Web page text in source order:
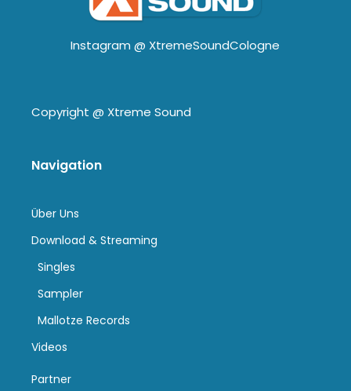
Instagram @ XtremeSoundCologne
Copyright @ Xtreme Sound
Navigation
Über Uns
Download & Streaming
Singles
Sampler
Mallotze Records
Videos
Partner